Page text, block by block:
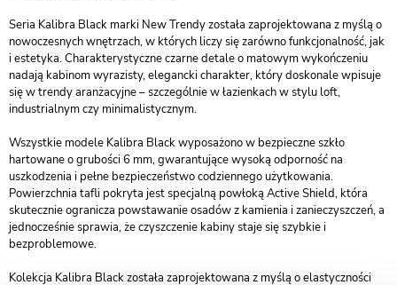
Seria Kalibra Black marki New Trendy została zaprojektowana z myślą o
nowoczesnych wnętrzach, w których liczy się zarówno funkcjonalność, jak
i estetyka. Charakterystyczne czarne detale o matowym wykończeniu
nadają kabinom wyrazisty, elegancki charakter, który doskonale wpisuje
się w trendy aranżacyjne – szczególnie w łazienkach w stylu loft,
industrialnym czy minimalistycznym.
Wszystkie modele Kalibra Black wyposażono w bezpieczne szkło
hartowane o grubości 6 mm, gwarantujące wysoką odporność na
uszkodzenia i pełne bezpieczeństwo codziennego użytkowania.
Powierzchnia tafli pokryta jest specjalną powłoką Active Shield, która
skutecznie ogranicza powstawanie osadów z kamienia i zanieczyszczeń, a
jednocześnie sprawia, że czyszczenie kabiny staje się szybkie i
bezproblemowe.
Kolekcja Kalibra Black została zaprojektowana z myślą o elastyczności